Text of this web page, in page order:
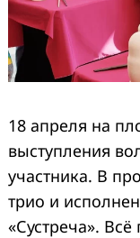
18 апреля на
выступления
участника. В
трио и
«Сустреча».